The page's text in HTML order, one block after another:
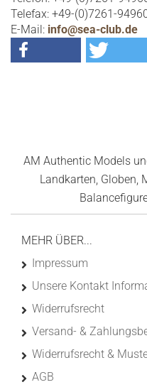
Telefax: +49-(0)7261-
E-Mail: info@sea-club.de
AM Authentic Models
Landkarten, Globen,
MEHR ÜBER...
Impressum
Unsere Kontakt
Widerrufsrecht
Versand- &
Widerrufsrecht &
AGB